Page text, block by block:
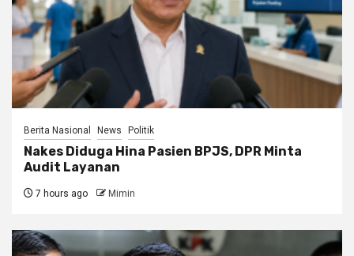
Berita Nasional News Politik
Nakes Diduga Hina Pasien BPJS, DPR Minta
Audit Layanan
7 hours ago Mimin